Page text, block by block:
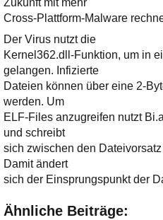
Zukunft mit mehr
Cross-Plattform-Malware
Der Virus nutzt die
Kernel362.dll-Funktion, um in
gelangen. Infizierte
Dateien können über eine 2-
werden. Um
ELF-Files anzugreifen nutzt
und schreibt
sich zwischen den
Damit ändert
sich der Einsprungspunkt der
Ähnliche Beiträge: